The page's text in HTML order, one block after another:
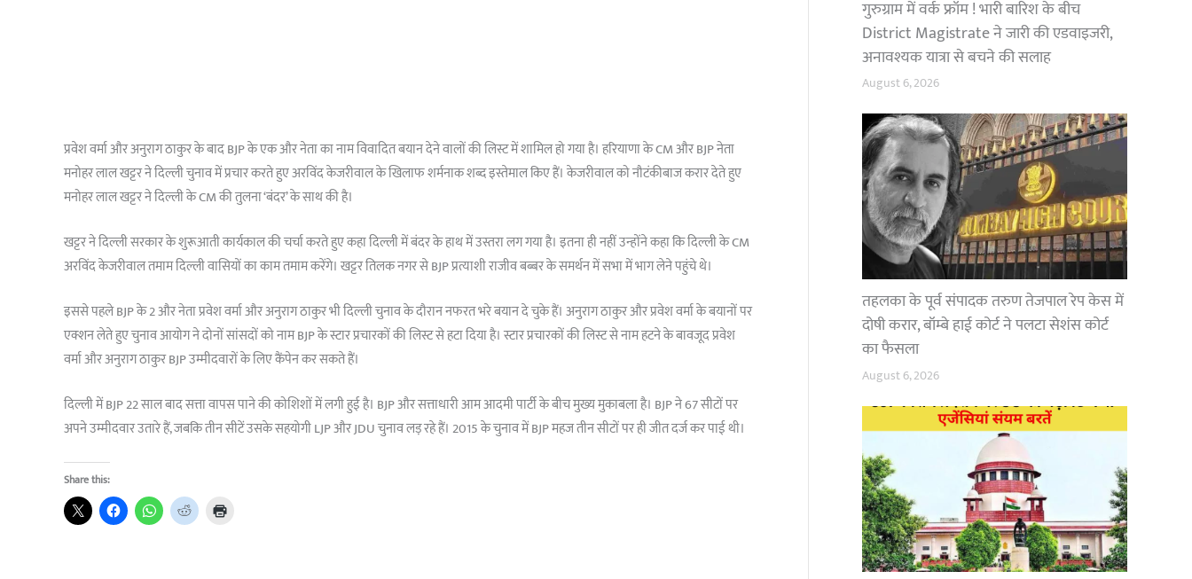
प्रवेश वर्मा और अनुराग ठाकुर के बाद BJP के एक और नेता का नाम विवादित बयान देने वालों की लिस्ट में शामिल हो गया है। हरियाणा के CM और BJP नेता
मनोहर लाल खट्टर ने दिल्ली चुनाव में प्रचार करते हुए अरविंद केजरीवाल के खिलाफ शर्मनाक शब्द इस्तेमाल किए हैं। केजरीवाल को नौटंकीबाज करार देते हुए
मनोहर लाल खट्टर ने दिल्ली के CM की तुलना ‘बंदर’ के साथ की है।
खट्टर ने दिल्ली सरकार के शुरूआती कार्यकाल की चर्चा करते हुए कहा दिल्ली में बंदर के हाथ में उस्तरा लग गया है। इतना ही नहीं उन्होंने कहा कि दिल्ली के CM
अरविंद केजरीवाल तमाम दिल्ली वासियों का काम तमाम करेंगे। खट्टर तिलक नगर से BJP प्रत्याशी राजीव बब्बर के समर्थन में सभा में भाग लेने पहुंचे थे।
इससे पहले BJP के 2 और नेता प्रवेश वर्मा और अनुराग ठाकुर भी दिल्ली चुनाव के दौरान नफरत भरे बयान दे चुके हैं। अनुराग ठाकुर और प्रवेश वर्मा के बयानों पर
एक्शन लेते हुए चुनाव आयोग ने दोनों सांसदों को नाम BJP के स्टार प्रचारकों की लिस्ट से हटा दिया है। स्टार प्रचारकों की लिस्ट से नाम हटने के बावजूद प्रवेश
वर्मा और अनुराग ठाकुर BJP उम्मीदवारों के लिए कैंपेन कर सकते हैं।
दिल्ली में BJP 22 साल बाद सत्ता वापस पाने की कोशिशों में लगी हुई है। BJP और सत्ताधारी आम आदमी पार्टी के बीच मुख्य मुकाबला है। BJP ने 67 सीटों पर
अपने उम्मीदवार उतारे हैं, जबकि तीन सीटें उसके सहयोगी LJP और JDU चुनाव लड़ रहे हैं। 2015 के चुनाव में BJP महज तीन सीटों पर ही जीत दर्ज कर पाई थी।
Share this:
गुरुग्राम में वर्क फ्रॉम ! भारी बारिश के बीच
District Magistrate ने जारी की एडवाइजरी,
अनावश्यक यात्रा से बचने की सलाह
August 6, 2026
तहलका के पूर्व संपादक तरुण तेजपाल रेप केस में
दोषी करार, बॉम्बे हाई कोर्ट ने पलटा सेशंस कोर्ट
का फैसला
August 6, 2026